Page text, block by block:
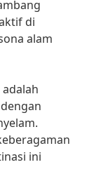
di
alam
ini